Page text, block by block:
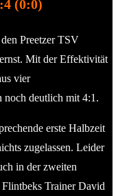
(0:0)
Preetzer TSV
Mit der Effektivität
vier
noch deutlich mit 4:1.
erste Halbzeit
zugelassen. Leider
in der zweiten
Trainer David